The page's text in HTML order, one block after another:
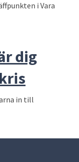
i Vara
dig
in till